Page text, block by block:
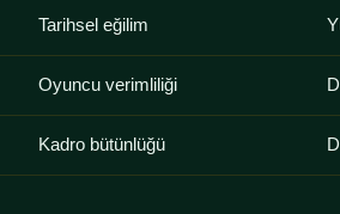
Tarihsel eğilim
Oyuncu verimliliği
Kadro bütünlüğü